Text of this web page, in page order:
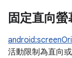
固定直向螢
活動限制為直向